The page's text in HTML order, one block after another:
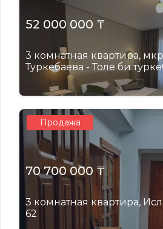
52 000 000 ₸
3 комнатная квартира, мкр
Туркебаева - Толе би
Продажа
70 700 000 ₸
3 комнатная квартира,
62